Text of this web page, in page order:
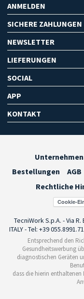
ANMELDEN
SICHERE ZAHLUNGEN
NEWSLETTER
LIEFERUNGEN
SOCIAL
APP
KONTAKT
Bestellungen
AGB
Rechtliche
Cookie-
TecniWork S.p.A. - Via
ITALY - Tel: +39
Entsprechend den
Gesundheitswerbung
diagnostischen Geräten
dass die hierin